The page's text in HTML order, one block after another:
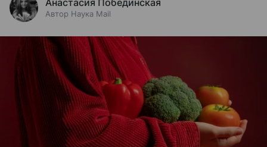
Автор Наука Mail